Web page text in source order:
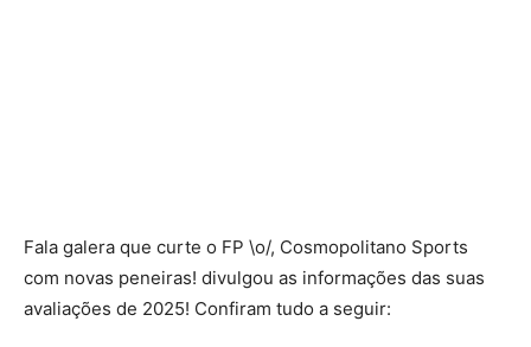
Fala galera que curte o FP \o/, Cosmopolitano Sports
com novas peneiras! divulgou as informações das suas
avaliações de 2025! Confiram tudo a seguir: